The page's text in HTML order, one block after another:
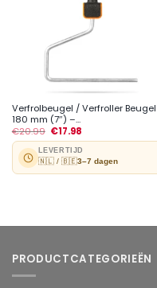
Verfrolbeugel / Verfroller Beugel
180 mm (7″) –...
€20.99 €17.98
LEVERTIJD
🇳🇱 / 🇧🇪3–7 dagen
PRODUCTCATEGORIEËN